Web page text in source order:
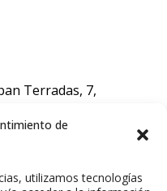
de
utilizamos tecnologías
Terradas, 7,